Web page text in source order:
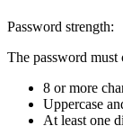
Password strength:
The password must
8 or more
Uppercase
At least one